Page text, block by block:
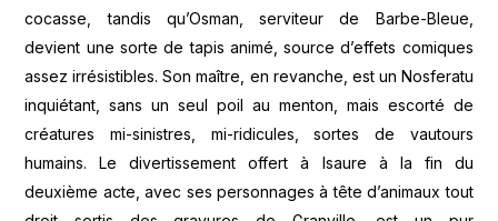
cocasse, tandis qu’Osman, serviteur de Barbe-Bleue,
devient une sorte de tapis animé, source d’effets comiques
assez irrésistibles. Son maître, en revanche, est un Nosferatu
inquiétant, sans un seul poil au menton, mais escorté de
créatures mi-sinistres, mi-ridicules, sortes de vautours
humains. Le divertissement offert à Isaure à la fin du
deuxième acte, avec ses personnages à tête d’animaux tout